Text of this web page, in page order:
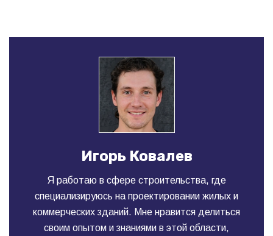
Игорь Ковалев
Я работаю в сфере строительства, где
специализируюсь на проектировании жилых и
коммерческих зданий. Мне нравится делиться
своим опытом и знаниями в этой области,